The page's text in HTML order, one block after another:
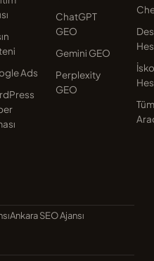
Ads
ChatGPT
GEO
Gemini GEO
Perplexity
GEO
Tüm
Ankara SEO Ajansı